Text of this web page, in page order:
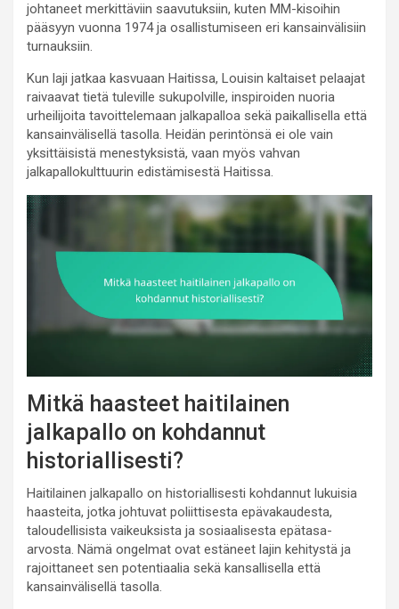
johtaneet merkittäviin saavutuksiin, kuten MM-kisoihin
pääsyyn vuonna 1974 ja osallistumiseen eri kansainvälisiin
turnauksiin.
Kun laji jatkaa kasvuaan Haitissa, Louisin kaltaiset pelaajat
raivaavat tietä tuleville sukupolville, inspiroiden nuoria
urheilijoita tavoittelemaan jalkapalloa sekä paikallisella että
kansainvälisellä tasolla. Heidän perintönsä ei ole vain
yksittäisistä menestyksistä, vaan myös vahvan
jalkapallokulttuurin edistämisestä Haitissa.
Mitkä haasteet haitilainen
jalkapallo on kohdannut
historiallisesti?
Haitilainen jalkapallo on historiallisesti kohdannut lukuisia
haasteita, jotka johtuvat poliittisesta epävakaudesta,
taloudellisista vaikeuksista ja sosiaalisesta epätasa-
arvosta. Nämä ongelmat ovat estäneet lajin kehitystä ja
rajoittaneet sen potentiaalia sekä kansallisella että
kansainvälisellä tasolla.